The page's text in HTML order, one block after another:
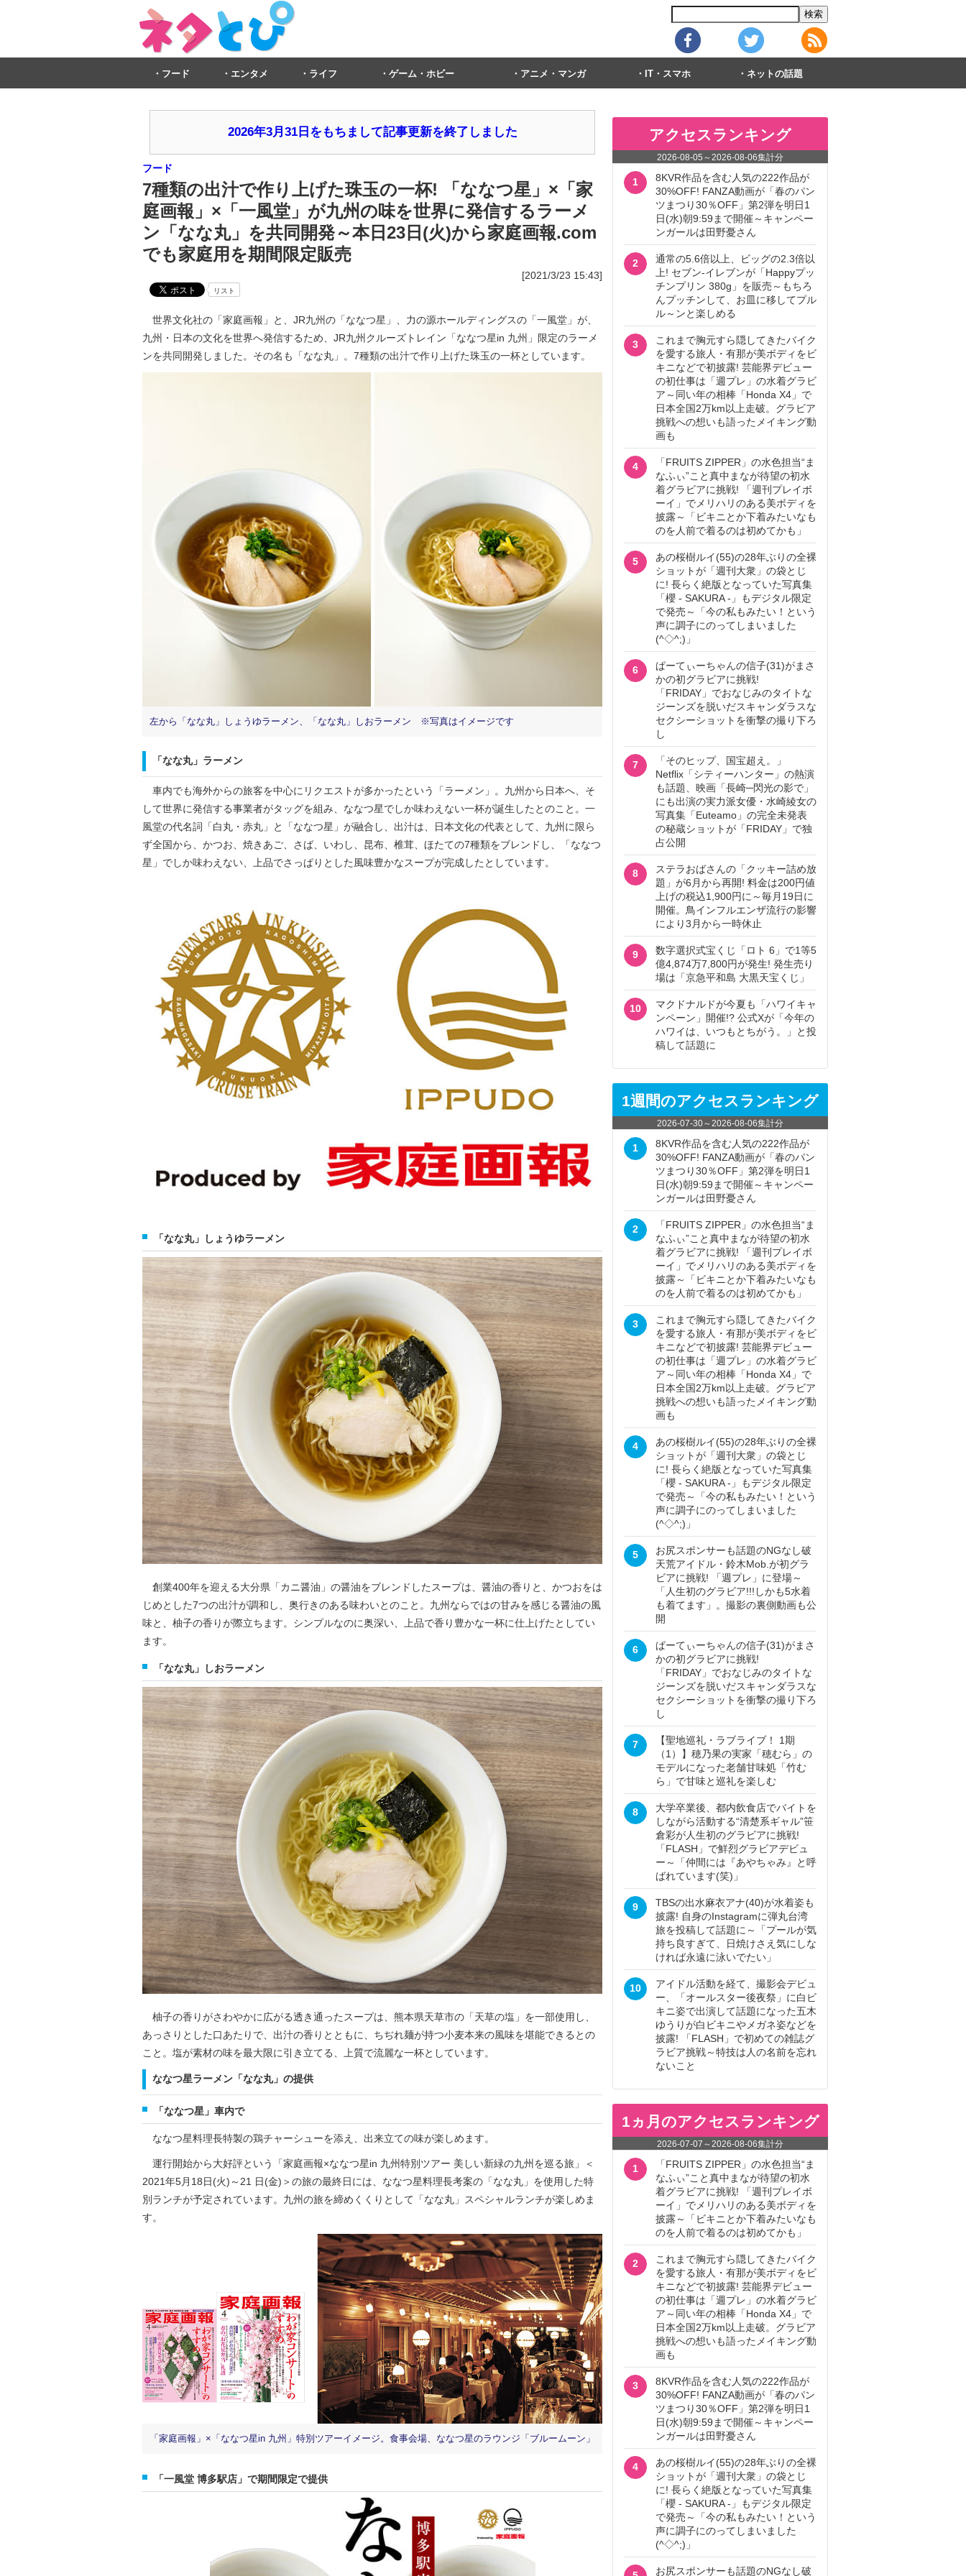
フード エンタメ ライフ ゲーム・ホビー アニメ・マンガ IT・スマホ ネットの話題
2026年3月31日をもちまして記事更新を終了しました
フード
7種類の出汁で作り上げた珠玉の一杯! 「ななつ星」×「家
庭画報」×「一風堂」が九州の味を世界に発信するラーメ
ン「なな丸」を共同開発～本日23日(火)から家庭画報.com
でも家庭用を期間限定販売
[2021/3/23 15:43]
リスト
世界文化社の「家庭画報」と、JR九州の「ななつ星」、力の源ホールディングスの「一風堂」が、
九州・日本の文化を世界へ発信するため、JR九州クルーズトレイン「ななつ星in 九州」限定のラーメ
ンを共同開発しました。その名も「なな丸」。7種類の出汁で作り上げた珠玉の一杯としています。
左から「なな丸」しょうゆラーメン、「なな丸」しおラーメン ※写真はイメージです
「なな丸」ラーメン
車内でも海外からの旅客を中心にリクエストが多かったという「ラーメン」。九州から日本へ、そ
して世界に発信する事業者がタッグを組み、ななつ星でしか味わえない一杯が誕生したとのこと。一
風堂の代名詞「白丸・赤丸」と「ななつ星」が融合し、出汁は、日本文化の代表として、九州に限ら
ず全国から、かつお、焼きあご、さば、いわし、昆布、椎茸、ほたての7種類をブレンドし、「ななつ
星」でしか味わえない、上品でさっぱりとした風味豊かなスープが完成したとしています。
「なな丸」しょうゆラーメン
創業400年を迎える大分県「カニ醤油」の醤油をブレンドしたスープは、醤油の香りと、かつおをは
じめとした7つの出汁が調和し、奥行きのある味わいとのこと。九州ならではの甘みを感じる醤油の風
味と、柚子の香りが際立ちます。シンプルなのに奥深い、上品で香り豊かな一杯に仕上げたとしてい
ます。
「なな丸」しおラーメン
柚子の香りがさわやかに広がる透き通ったスープは、熊本県天草市の「天草の塩」を一部使用し、
あっさりとした口あたりで、出汁の香りとともに、ちぢれ麺が持つ小麦本来の風味を堪能できるとの
こと。塩が素材の味を最大限に引き立てる、上質で流麗な一杯としています。
ななつ星ラーメン「なな丸」の提供
「ななつ星」車内で
ななつ星料理長特製の鶏チャーシューを添え、出来立ての味が楽しめます。
運行開始から大好評という「家庭画報×ななつ星in 九州特別ツアー 美しい新緑の九州を巡る旅」＜
2021年5月18日(火)～21 日(金)＞の旅の最終日には、ななつ星料理長考案の「なな丸」を使用した特
別ランチが予定されています。九州の旅を締めくくりとして「なな丸」スペシャルランチが楽しめま
す。
「家庭画報」×「ななつ星in 九州」特別ツアーイメージ。食事会場、ななつ星のラウンジ「ブルームーン」
「一風堂 博多駅店」で期間限定で提供
アクセスランキング
2026-08-05 ～2026-08-06集計分
1
8KVR作品を含む人気の222作品が
30%OFF! FANZA動画が「春のパン
ツまつり30％OFF」第2弾を明日1
日(水)朝9:59まで開催～キャンペー
ンガールは田野憂さん
2
通常の5.6倍以上、ビッグの2.3倍以
上! セブン‐イレブンが「Happyプッ
チンプリン 380g」を販売～もちろ
んプッチンして、お皿に移してプル
ル～ンと楽しめる
3
これまで胸元すら隠してきたバイク
を愛する旅人・有那が美ボディをビ
キニなどで初披露! 芸能界デビュー
の初仕事は「週プレ」の水着グラビ
ア～同い年の相棒「Honda X4」で
日本全国2万km以上走破。グラビア
挑戦への想いも語ったメイキング動
画も
4
「FRUITS ZIPPER」の水色担当“ま
なふぃ”こと真中まなが待望の初水
着グラビアに挑戦! 「週刊プレイボ
ーイ」でメリハリのある美ボディを
披露～「ビキニとか下着みたいなも
のを人前で着るのは初めてかも」
5
あの桜樹ルイ(55)の28年ぶりの全裸
ショットが「週刊大衆」の袋とじ
に! 長らく絶版となっていた写真集
「櫻 - SAKURA -」もデジタル限定
で発売～「今の私もみたい！という
声に調子にのってしまいました
(^◇^;)」
6
ぱーてぃーちゃんの信子(31)がまさ
かの初グラビアに挑戦!
「FRIDAY」でおなじみのタイトな
ジーンズを脱いだスキャンダラスな
セクシーショットを衝撃の撮り下ろ
し
7
「そのヒップ、国宝超え。」
Netflix「シティーハンター」の熱演
も話題、映画「長崎─閃光の影で」
にも出演の実力派女優・水崎綾女の
写真集「Euteamo」の完全未発表
の秘蔵ショットが「FRIDAY」で独
占公開
8
ステラおばさんの「クッキー詰め放
題」が6月から再開! 料金は200円値
上げの税込1,900円に～毎月19日に
開催。鳥インフルエンザ流行の影響
により3月から一時休止
9
数字選択式宝くじ「ロト 6」で1等5
億4,874万7,800円が発生! 発生売り
場は「京急平和島 大黒天宝くじ」
10
マクドナルドが今夏も「ハワイキャ
ンペーン」開催!? 公式Xが「今年の
ハワイは、いつもとちがう。」と投
稿して話題に
1週間のアクセスランキング
2026-07-30～2026-08-06集計分
1
8KVR作品を含む人気の222作品が
30%OFF! FANZA動画が「春のパン
ツまつり30％OFF」第2弾を明日1
日(水)朝9:59まで開催～キャンペー
ンガールは田野憂さん
2
「FRUITS ZIPPER」の水色担当“ま
なふぃ”こと真中まなが待望の初水
着グラビアに挑戦! 「週刊プレイボ
ーイ」でメリハリのある美ボディを
披露～「ビキニとか下着みたいなも
のを人前で着るのは初めてかも」
3
これまで胸元すら隠してきたバイク
を愛する旅人・有那が美ボディをビ
キニなどで初披露! 芸能界デビュー
の初仕事は「週プレ」の水着グラビ
ア～同い年の相棒「Honda X4」で
日本全国2万km以上走破。グラビア
挑戦への想いも語ったメイキング動
画も
4
あの桜樹ルイ(55)の28年ぶりの全裸
ショットが「週刊大衆」の袋とじ
に! 長らく絶版となっていた写真集
「櫻 - SAKURA -」もデジタル限定
で発売～「今の私もみたい！という
声に調子にのってしまいました
(^◇^;)」
5
お尻スポンサーも話題のNGなし破
天荒アイドル・鈴木Mob.が初グラ
ビアに挑戦! 「週プレ」に登場～
「人生初のグラビア!!!しかも5水着
も着てます」。撮影の裏側動画も公
開
6
ぱーてぃーちゃんの信子(31)がまさ
かの初グラビアに挑戦!
「FRIDAY」でおなじみのタイトな
ジーンズを脱いだスキャンダラスな
セクシーショットを衝撃の撮り下ろ
し
7
【聖地巡礼・ラブライブ！ 1期
（1）】穂乃果の実家「穂むら」の
モデルになった老舗甘味処「竹む
ら」で甘味と巡礼を楽しむ
8
大学卒業後、都内飲食店でバイトを
しながら活動する“清楚系ギャル”笹
倉彩が人生初のグラビアに挑戦!
「FLASH」で鮮烈グラビアデビュ
ー～「仲間には『あやちゃみ』と呼
ばれています(笑)」
9
TBSの出水麻衣アナ(40)が水着姿も
披露! 自身のInstagramに弾丸台湾
旅を投稿して話題に～「プールが気
持ち良すぎて、日焼けさえ気にしな
ければ永遠に泳いでたい」
10
アイドル活動を経て、撮影会デビュ
ー、「オールスター後夜祭」に白ビ
キニ姿で出演して話題になった五木
ゆうりが白ビキニやメガネ姿などを
披露! 「FLASH」で初めての雑誌グ
ラビア挑戦～特技は人の名前を忘れ
ないこと
1ヵ月のアクセスランキング
2026-07-07 ～2026-08-06集計分
1
「FRUITS ZIPPER」の水色担当“ま
なふぃ”こと真中まなが待望の初水
着グラビアに挑戦! 「週刊プレイボ
ーイ」でメリハリのある美ボディを
披露～「ビキニとか下着みたいなも
のを人前で着るのは初めてかも」
2
これまで胸元すら隠してきたバイク
を愛する旅人・有那が美ボディをビ
キニなどで初披露! 芸能界デビュー
の初仕事は「週プレ」の水着グラビ
ア～同い年の相棒「Honda X4」で
日本全国2万km以上走破。グラビア
挑戦への想いも語ったメイキング動
画も
3
8KVR作品を含む人気の222作品が
30%OFF! FANZA動画が「春のパン
ツまつり30％OFF」第2弾を明日1
日(水)朝9:59まで開催～キャンペー
ンガールは田野憂さん
4
あの桜樹ルイ(55)の28年ぶりの全裸
ショットが「週刊大衆」の袋とじ
に! 長らく絶版となっていた写真集
「櫻 - SAKURA -」もデジタル限定
で発売～「今の私もみたい！という
声に調子にのってしまいました
(^◇^;)」
お尻スポンサーも話題のNGなし破